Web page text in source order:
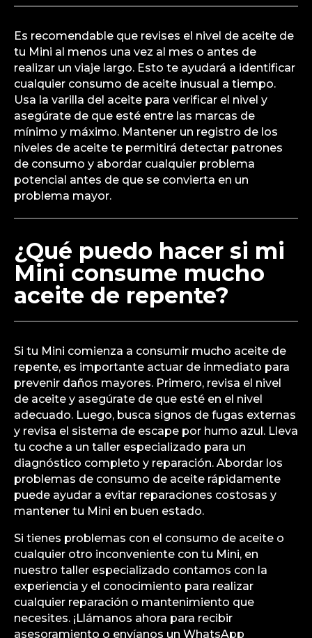
Es recomendable que revises el nivel de aceite de
tu Mini al menos una vez al mes o antes de
realizar un viaje largo. Esto te ayudará a identificar
cualquier consumo de aceite inusual a tiempo.
Usa la varilla del aceite para verificar el nivel y
asegúrate de que esté entre las marcas de
mínimo y máximo. Mantener un registro de los
niveles de aceite te permitirá detectar patrones
de consumo y abordar cualquier problema
potencial antes de que se convierta en un
problema mayor.
¿Qué puedo hacer si mi
Mini consume mucho
aceite de repente?
Si tu Mini comienza a consumir mucho aceite de
repente, es importante actuar de inmediato para
prevenir daños mayores. Primero, revisa el nivel
de aceite y asegúrate de que esté en el nivel
adecuado. Luego, busca signos de fugas externas
y revisa el sistema de escape por humo azul. Lleva
tu coche a un taller especializado para un
diagnóstico completo y reparación. Abordar los
problemas de consumo de aceite rápidamente
puede ayudar a evitar reparaciones costosas y
mantener tu Mini en buen estado.
Si tienes problemas con el consumo de aceite o
cualquier otro inconveniente con tu Mini, en
nuestro taller especializado contamos con la
experiencia y el conocimiento para realizar
cualquier reparación o mantenimiento que
necesites. ¡Llámanos ahora para recibir
asesoramiento o envíanos un WhatsApp